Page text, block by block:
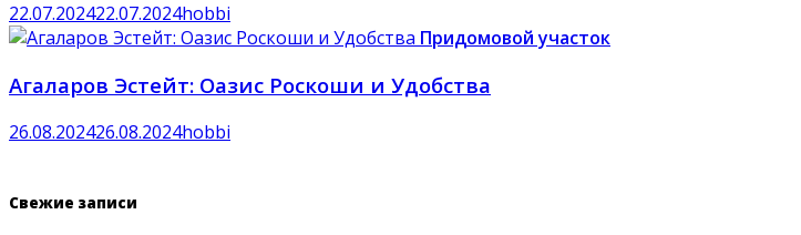
22.07.202422.07.2024hobbi
Придомовой участок
Агаларов Эстейт: Оазис Роскоши и Удобства
26.08.202426.08.2024hobbi
Свежие записи